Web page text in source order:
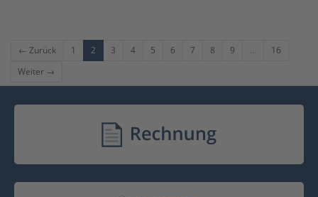
← Zurück 1 2 3 4 5 6 7 8 9 ...
16
Weiter →